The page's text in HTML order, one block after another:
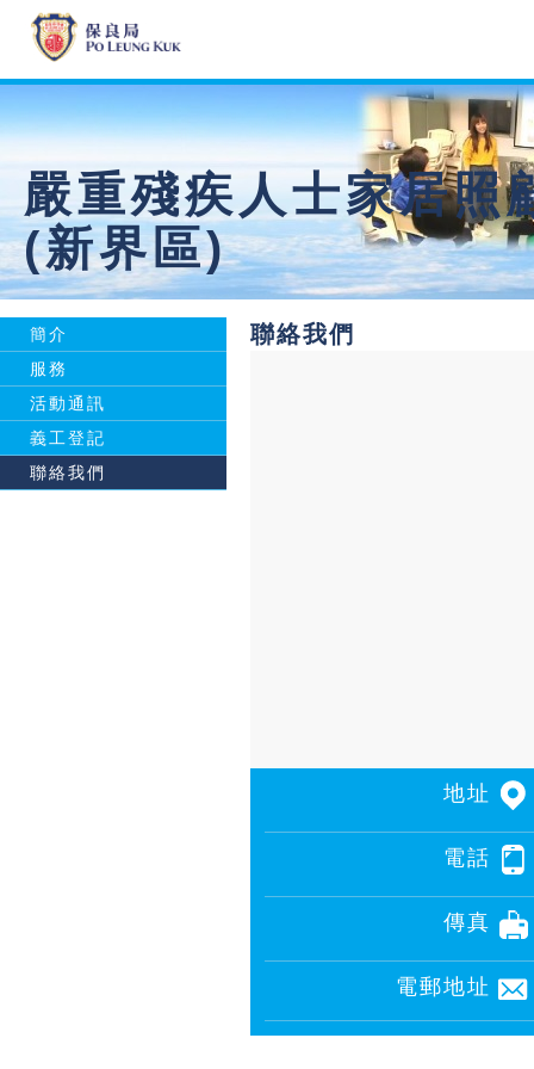
嚴重殘疾人士家居照
(新界區)
簡介
服務
活動通訊
義工登記
聯絡我們
聯絡我們
地址
電話
傳真
電郵地址